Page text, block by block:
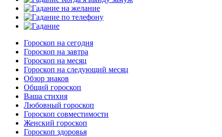
Гороскоп на сегодня
Гороскоп на завтра
Гороскоп на месяц
Гороскоп на следующий месяц
Обзор знаков
Общий гороскоп
Ваша стихия
Любовный гороскоп
Гороскоп совместимости
Женский гороскоп
Гороскоп здоровья